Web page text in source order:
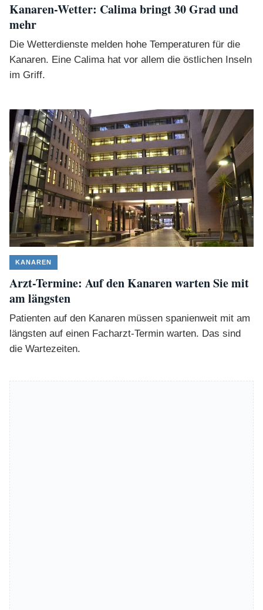
Kanaren-Wetter: Calima bringt 30 Grad und
mehr
Die Wetterdienste melden hohe Temperaturen für die
Kanaren. Eine Calima hat vor allem die östlichen Inseln
im Griff.
KANAREN
Arzt-Termine: Auf den Kanaren warten Sie mit
am längsten
Patienten auf den Kanaren müssen spanienweit mit am
längsten auf einen Facharzt-Termin warten. Das sind
die Wartezeiten.